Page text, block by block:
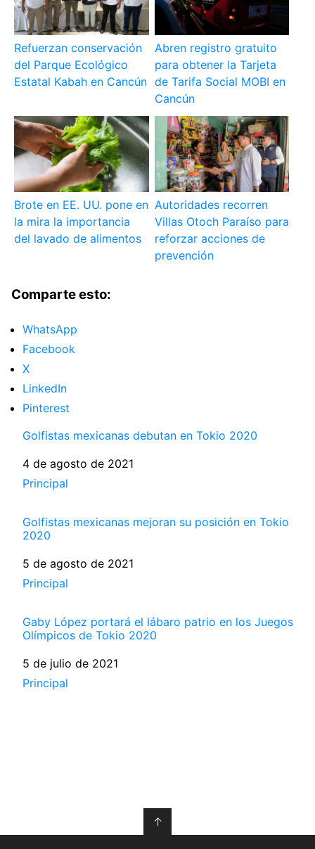
Refuerzan conservación
del Parque Ecológico
Estatal Kabah en Cancún
Abren registro gratuito
para obtener la Tarjeta
de Tarifa Social MOBI en
Cancún
Brote en EE. UU. pone en
la mira la importancia
del lavado de alimentos
Autoridades recorren
Villas Otoch Paraíso para
reforzar acciones de
prevención
Comparte esto:
WhatsApp
Facebook
X
LinkedIn
Pinterest
Golfistas mexicanas debutan en Tokio 2020
Fecha
4 de agosto de 2021
Respecto a
Principal
Golfistas mexicanas mejoran su posición en Tokio
2020
Fecha
5 de agosto de 2021
Respecto a
Principal
Gaby López portará el lábaro patrio en los Juegos
Olímpicos de Tokio 2020
Fecha
5 de julio de 2021
Respecto a
Principal
↑